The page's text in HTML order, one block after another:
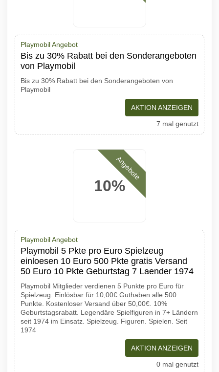
Playmobil Angebot
Bis zu 30% Rabatt bei den Sonderangeboten
von Playmobil
Bis zu 30% Rabatt bei den Sonderangeboten von
Playmobil
AKTION ANZEIGEN
7 mal genutzt
10%
Angebote
Playmobil Angebot
Playmobil 5 Pkte pro Euro Spielzeug
einloesen 10 Euro 500 Pkte gratis Versand
50 Euro 10 Pkte Geburtstag 7 Laender 1974
Playmobil Mitglieder verdienen 5 Punkte pro Euro für
Spielzeug. Einlösbar für 10,00€ Guthaben alle 500
Punkte. Kostenloser Versand über 50,00€. 10%
Geburtstagsrabatt. Legendäre Spielfiguren in 7+ Ländern
seit 1974 im Einsatz. Spielzeug. Figuren. Spielen. Seit
1974
AKTION ANZEIGEN
0 mal genutzt